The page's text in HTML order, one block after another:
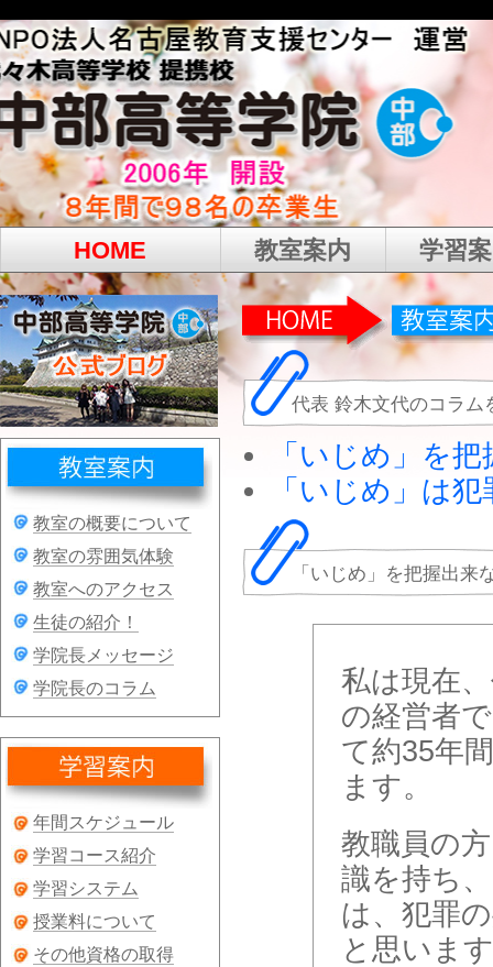
HOME 教室案内 学習
代表 鈴木文代のコラム
「いじめ」を
「いじめ」は
「いじめ」を把握出来
私は現在
の経営者
て約35年
ます。
教職員の
識を持ち
は、犯罪
と思いま
教室の概要について
教室の雰囲気体験
教室へのアクセス
生徒の紹介！
学院長メッセージ
学院長のコラム
年間スケジュール
学習コース紹介
学習システム
授業料について
その他資格の取得